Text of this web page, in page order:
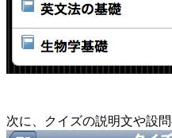
次に、クイズの説明文や設